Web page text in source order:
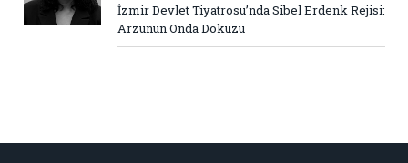
İzmir Devlet Tiyatrosu’nda Sibel Erdenk Rejisi:
Arzunun Onda Dokuzu